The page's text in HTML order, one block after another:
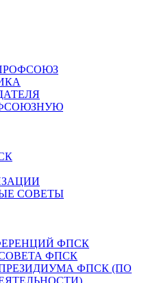
СОВЕТЫ
ФПСК
ФПСК
ФПСК (ПО